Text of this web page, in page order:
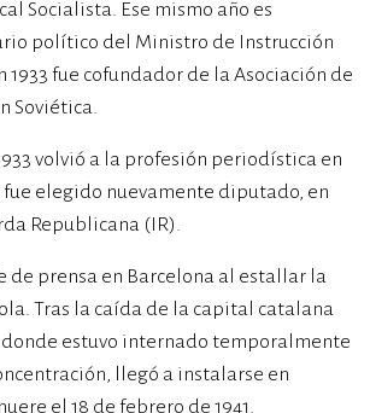
Socialista. Ese mismo año es
político del Ministro de Instrucción
1933 fue cofundador de la Asociación de
Soviética.
volvió a la profesión periodística en
fue elegido nuevamente diputado, en
Republicana (IR).
de prensa en Barcelona al estallar la
Tras la caída de la capital catalana
donde estuvo internado temporalmente
llegó a instalarse en
el 18 de febrero de 1941.